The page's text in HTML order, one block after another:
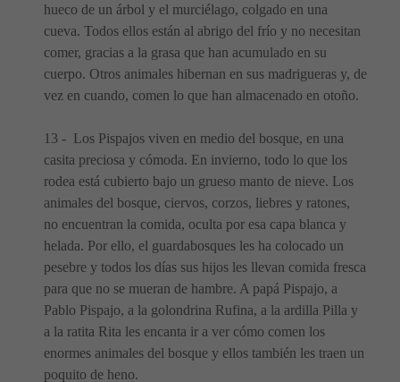
hueco de un árbol y el murciélago, colgado en una
cueva. Todos ellos están al abrigo del frío y no necesitan
comer, gracias a la grasa que han acumulado en su
cuerpo. Otros animales hibernan en sus madrigueras y, de
vez en cuando, comen lo que han almacenado en otoño.
13 - Los Pispajos viven en medio del bosque, en una
casita preciosa y cómoda. En invierno, todo lo que los
rodea está cubierto bajo un grueso manto de nieve. Los
animales del bosque, ciervos, corzos, liebres y ratones,
no encuentran la comida, oculta por esa capa blanca y
helada. Por ello, el guardabosques les ha colocado un
pesebre y todos los días sus hijos les llevan comida fresca
para que no se mueran de hambre. A papá Pispajo, a
Pablo Pispajo, a la golondrina Rufina, a la ardilla Pilla y
a la ratita Rita les encanta ir a ver cómo comen los
enormes animales del bosque y ellos también les traen un
poquito de heno.